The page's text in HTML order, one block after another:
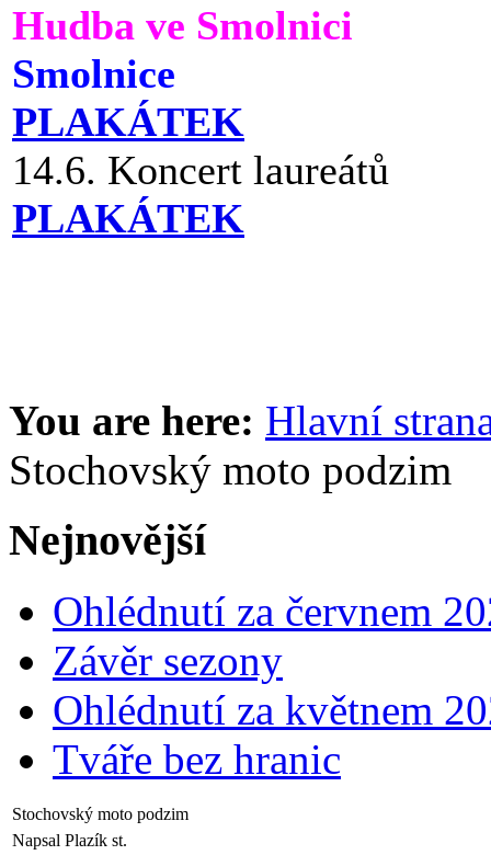
Hudba ve Smolnici
Smolnice
PLAKÁTEK
14.6. Koncert laureátů
PLAKÁTEK
You are here: Hlavní
Stochovský moto podzim
Nejnovější
Ohlédnutí za červnem
Závěr sezony
Ohlédnutí za květnem
Tváře bez hranic
Stochovský moto podzim
Napsal Plazík st.